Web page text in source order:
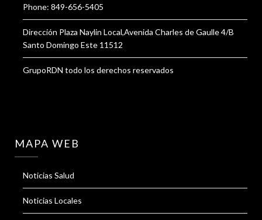
Phone: 849-656-5405
Dirección Plaza Naylin Local,Avenida Charles de Gaulle 4/B
Santo Domingo Este 11512
GrupoRDN todo los derechos reservados
MAPA WEB
Noticias Salud
Noticias Locales